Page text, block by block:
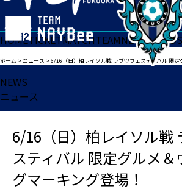
HOMETICKETMATCHTEAMNEWSGOODS
ホーム >ニュース >6/16（日）柏レイソル戦 ラブ♡フェスティバル 限定グ
NEWS
ニュース
6/16（日）柏レイソル戦
スティバル 限定グルメ＆
グマーキング登場！